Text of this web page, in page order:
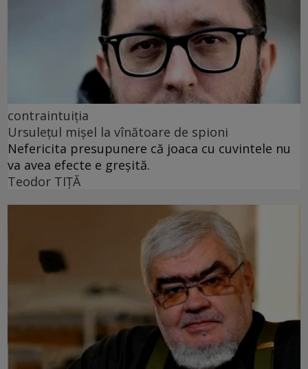
contraintuiția
Ursulețul mișel la vînătoare de spioni
Nefericita presupunere că joaca cu cuvintele nu
va avea efecte e greșită.
Teodor TIŢĂ